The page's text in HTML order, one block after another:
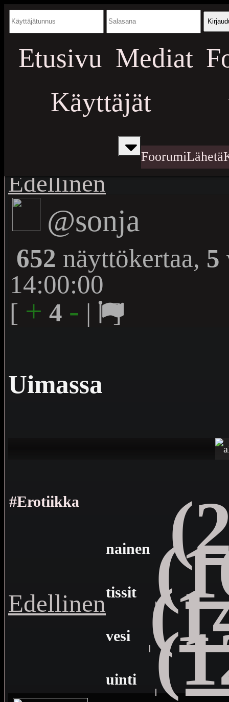
Etusivu Mediat
Käyttäjät
FoorumiLähetä
Edellinen
@sonja
652 näyttökertaa, 5
14:00:00
[ + 4 - | ]
Uimassa
#Erotiikka
Edellinen
nainen
tissit
vesi
uinti